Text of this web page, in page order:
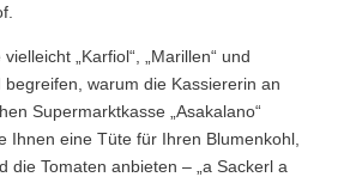
„Karfiol“, „Marillen“ und
begreifen, warum die Kassiererin an
Supermarktkasse „Asakalano“
Ihnen eine Tüte für Ihren Blumenkohl,
die Tomaten anbieten – „a Sackerl a